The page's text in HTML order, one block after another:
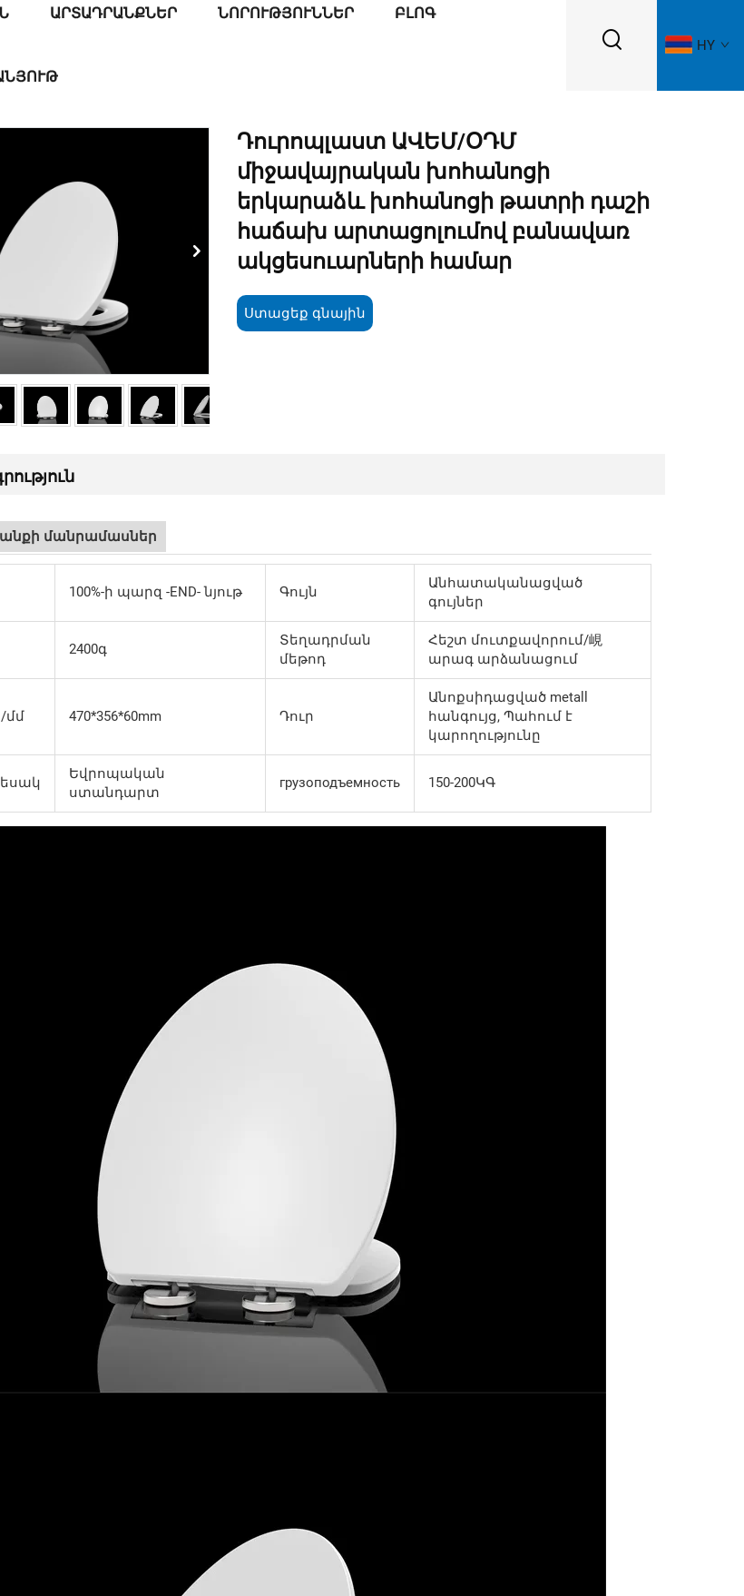
ԱՐՏԱԴՐԱՆՔՆԵՐ ՆՈՐՈՒԹՅՈՒՆՆԵՐ ԲԼՈԳ
HY
Դուրոպլաստ ԱՎԵՄ/ՕԴՄ
միջավայրական խոհանոցի
երկարաձև խոհանոցի թատրի դաշի
հաճախ արտացոլումով բանավառ
ակցեսուարների համար
Ստացեք գնային
մանրամասներ
100%-ի պարզ -END- նյութ Գույն
Անհատականացված
գույներ
2400գ
Տեղադրման
մեթոդ
Հեշտ մուտքավորում/峴
արագ արձանացում
մմ 470*356*60mm Դուր
Անոքսիդացված metall
հանգույց, Պահում է
կարողությունը
Եվրոպական
ստանդարտ
грузоподъемность 150-200ԿԳ